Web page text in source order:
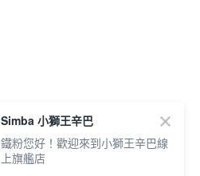
Simba 小獅王辛巴
鐵粉您好！歡迎來到小獅王辛巴線
上旗艦店